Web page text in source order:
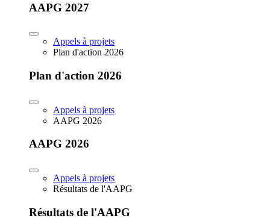
AAPG 2027
Appels à projets
Plan d'action 2026
Plan d'action 2026
Appels à projets
AAPG 2026
AAPG 2026
Appels à projets
Résultats de l'AAPG
Résultats de l'AAPG